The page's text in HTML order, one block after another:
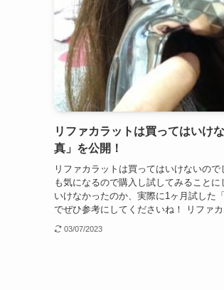
リファカラットは買ってはいけ
真」を公開！
リファカラットは買ってはいけないの
も気になるので購入し試してみること
いけなかったのか、実際に1ヶ月試した
でぜひ参考にしてくださいね！ リファカ
03/07/2023